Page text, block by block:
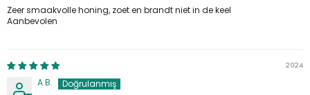
Zeer smaakvolle honing, zoet en brandt niet in de keel
Aanbevolen
2024
A.B.